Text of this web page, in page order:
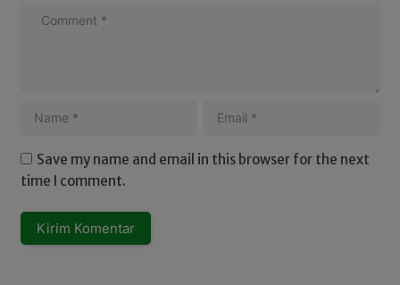
Save my name and email in this browser for the next
time I comment.